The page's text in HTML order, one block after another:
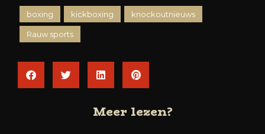
boxing kickboxing knockoutnieuws
Rauw sports
Meer lezen?